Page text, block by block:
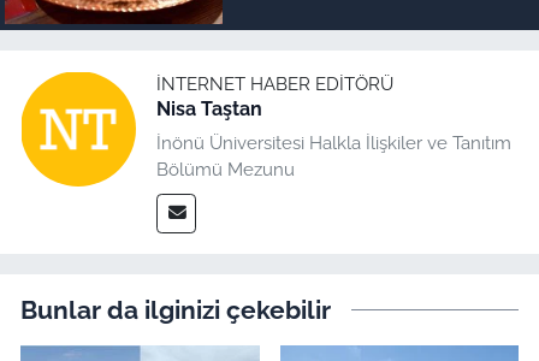
İNTERNET HABER EDITÖRÜ
Nisa Taştan
İnönü Üniversitesi Halkla İlişkiler ve Tanıtım
Bölümü Mezunu
Bunlar da ilginizi çekebilir